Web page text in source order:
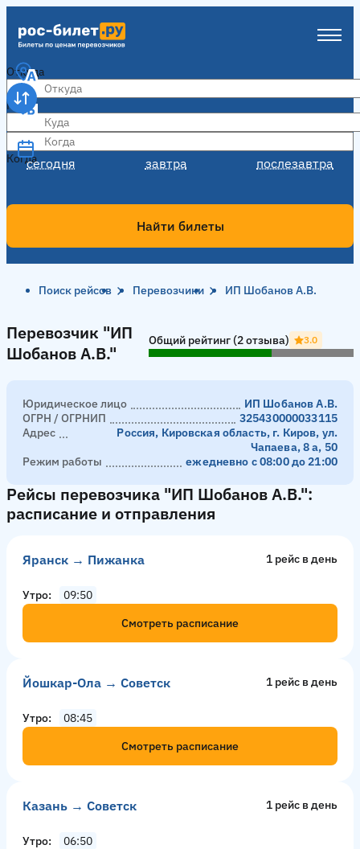
Откуда
Куда
Когда
сегодня завтра послезавтра
Когда
Найти билеты
Поиск рейсов Перевозчики ИП Шобанов А.В.
Перевозчик "ИП Шобанов А.В."
Перевозчик "ИП
Шобанов А.В."
Общий рейтинг (2 отзыва) 3.0
Юридическое лицо
ИП Шобанов А.В.
ОГРН / ОГРНИП
325430000033115
Адрес
Россия, Кировская область, г. Киров, ул.
Чапаева, 8 а, 50
Режим работы
ежедневно с 08:00 до 21:00
Рейсы перевозчика "ИП Шобанов А.В.":
расписание и отправления
Яранск → Пижанка 1 рейс в день
Утро
09:50
Смотреть расписание
Йошкар-Ола → Советск 1 рейс в день
Утро
08:45
Смотреть расписание
Казань → Советск 1 рейс в день
Утро
06:50